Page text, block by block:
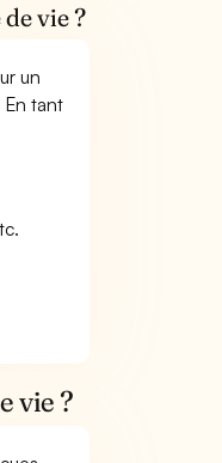
vie ?
un
En tant
vie ?